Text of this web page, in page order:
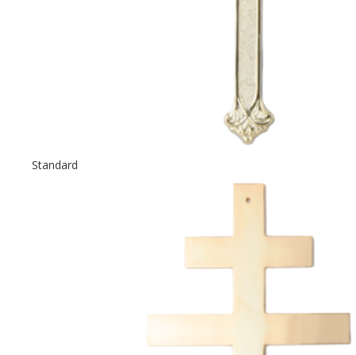
Standard